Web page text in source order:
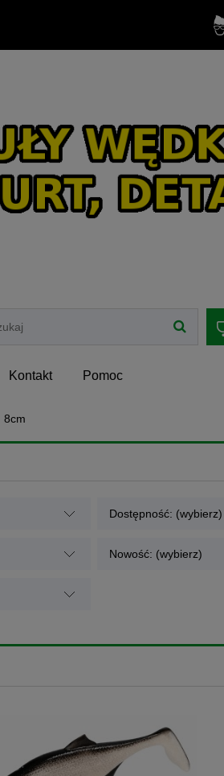
Kontakt Pomoc
8cm
Dostępność: (wybierz)
Nowość: (wybierz)